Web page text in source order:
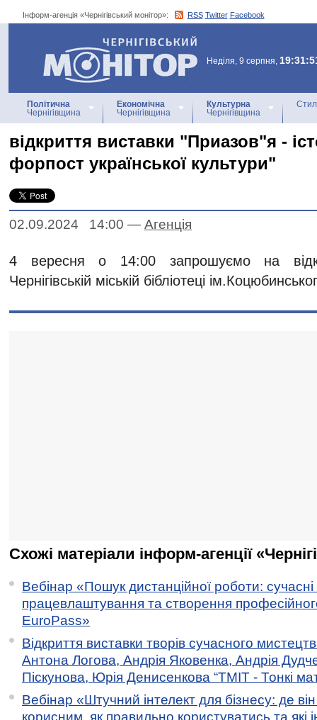
Інформ-агенція «Чернігівський монітор»: RSS Twitter Facebook
Інформ-агенція
«Чернігівський монітор»
Неділя, 9 серпня,
Політична
Чернігівщина
Економічна
Чернігівщина
Культурна
Чернігівщина
відкриття виставки "Приазов"я -
форпост української культури"
02.09.2024 14:00 — Агенцiя
4 вересня о 14:00 запрошуємо на
Чернігівській міській бібліотеці
Схожі матеріали інформ-агенції
Вебінар «Пошук дистанційної роботи:
працевлаштування та створення
EuroPass»
Відкриття виставки творів сучасного
Антона Логова, Андрія Яковенка, Андрія
Піскунова, Юрія Денисенкова “ТМІТ - Тонкі
Вебінар «Штучний інтелект для бізнесу: де
корисним, як правильно користуватись та які